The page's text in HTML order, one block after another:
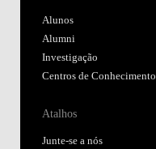
Alunos
Alumni
Investigação
Centros de Conhecimento
Atalhos
Junte-se a nós